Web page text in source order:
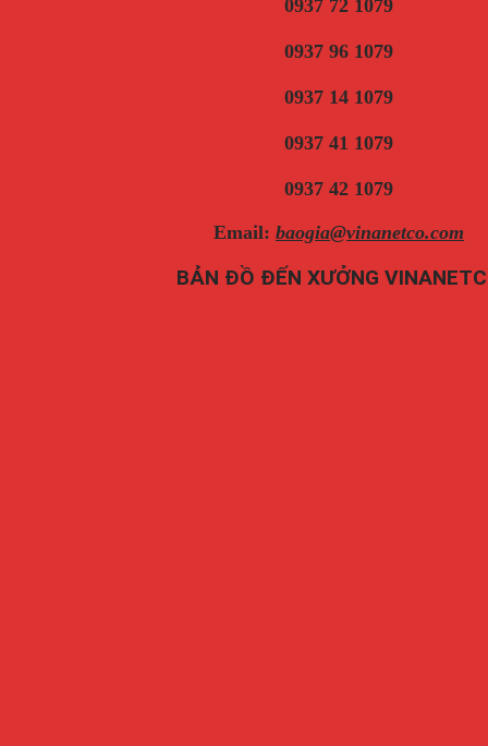
0937 72 1079
0937 96 1079
0937 14 1079
0937 41 1079
0937 42 1079
Email: baogia@vinanetco.com
BẢN ĐỒ ĐẾN XƯỞNG